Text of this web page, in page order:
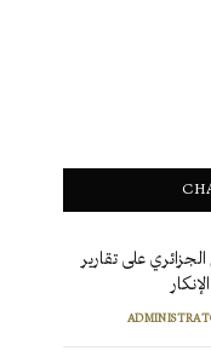
على تقارير